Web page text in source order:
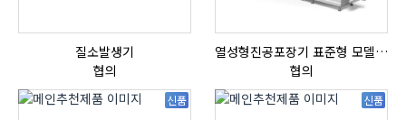
질소발생기
협의
열성형진공포장기 표준형 모델 OMNIVAC S-200
협의
신품 신품